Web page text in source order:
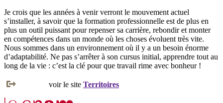
Je crois que les années à venir verront le mouvement actuel
s’installer, à savoir que la formation professionnelle est de plus en
plus un outil puissant pour repenser sa carrière, rebondir et monter
en compétences dans un monde où les choses évoluent très vite.
Nous sommes dans un environnement où il y a un besoin énorme
d’adaptabilité. Ne pas s’arrêter à son cursus initial, apprendre tout au
long de la vie : c’est la clé pour que travail rime avec bonheur !
voir le site Territoires